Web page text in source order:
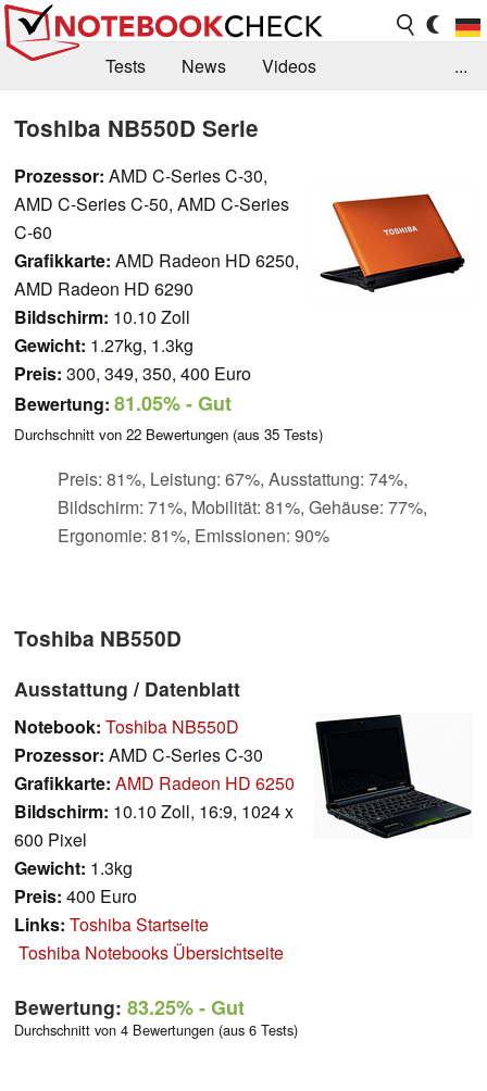
Tests News
Videos
Forum
...
Toshiba NB550D Serie
Prozessor: AMD C-Series C-30,
AMD C-Series C-50, AMD C-Series
C-60
Grafikkarte: AMD Radeon HD 6250,
AMD Radeon HD 6290
Bildschirm: 10.10 Zoll
Gewicht: 1.27kg, 1.3kg
Preis: 300, 349, 350, 400 Euro
Bewertung: 81.05%- Gut
Durchschnitt von 22 Bewertungen (aus 35 Tests)
Preis: 81%, Leistung: 67%, Ausstattung: 74%,
Bildschirm: 71%, Mobilität: 81%, Gehäuse: 77%,
Ergonomie: 81%, Emissionen: 90%
Toshiba NB550D
Ausstattung / Datenblatt
Notebook: Toshiba NB550D
Prozessor: AMD C-Series C-30
Grafikkarte: AMD Radeon HD 6250
Bildschirm: 10.10 Zoll, 16:9, 1024 x
600 Pixel
Gewicht: 1.3kg
Preis: 400 Euro
Links: Toshiba Startseite
Toshiba Notebooks Übersichtseite
Bewertung: 83.25%- Gut
Durchschnitt von 4 Bewertungen (aus 6 Tests)